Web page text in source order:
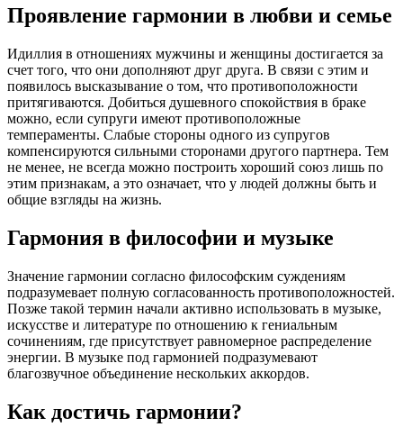
Проявление гармонии в любви и семье
Идиллия в отношениях мужчины и женщины достигается за
счет того, что они дополняют друг друга. В связи с этим и
появилось высказывание о том, что противоположности
притягиваются. Добиться душевного спокойствия в браке
можно, если супруги имеют противоположные
темпераменты. Слабые стороны одного из супругов
компенсируются сильными сторонами другого партнера. Тем
не менее, не всегда можно построить хороший союз лишь по
этим признакам, а это означает, что у людей должны быть и
общие взгляды на жизнь.
Гармония в философии и музыке
Значение гармонии согласно философским суждениям
подразумевает полную согласованность противоположностей.
Позже такой термин начали активно использовать в музыке,
искусстве и литературе по отношению к гениальным
сочинениям, где присутствует равномерное распределение
энергии. В музыке под гармонией подразумевают
благозвучное объединение нескольких аккордов.
Как достичь гармонии?